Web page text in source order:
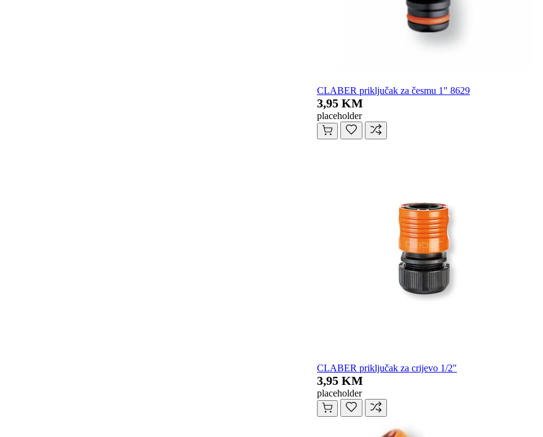
CLABER priključak za česmu 1" 8629
3,95 KM
placeholder
CLABER priključak za crijevo 1/2"
3,95 KM
placeholder